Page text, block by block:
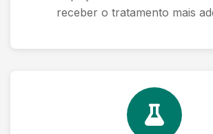
receber o tratamento mais